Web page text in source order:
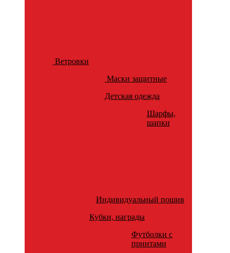
Ветровки
Маски защитные
Детская одежда
Шарфы,
шапки
Индивидуальный пошив
Кубки, награды
Футболки с
принтами